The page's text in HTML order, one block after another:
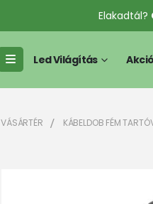
Elakadtál?
Led Világítás
VÁSÁRTÉR KÁBELDOB FÉM